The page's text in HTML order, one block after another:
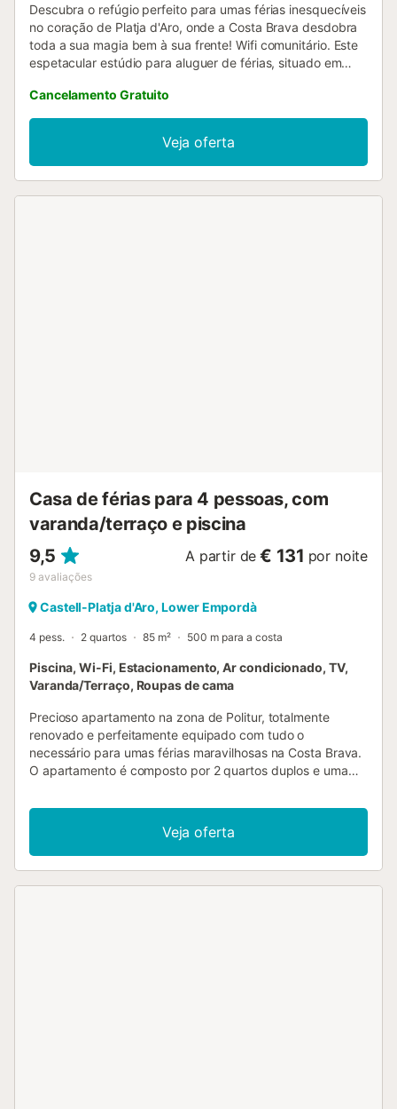
Descubra o refúgio perfeito para umas férias inesquecíveis
no coração de Platja d'Aro, onde a Costa Brava desdobra
toda a sua magia bem à sua frente! Wifi comunitário. Este
espetacular estúdio para aluguer de férias, situado em
uma escapadela de sonho. Imagine começar cada dia
numa varanda ampla, com vistas panorâmicas sobre o Mar
Mediterrâneo, ideal para desfrutar de pequenos-almoços
frescos, almoços soalheiros e jantares sob as estrelas. O
espaço foi projetado para lhe oferecer conforto e estilo:
Cancelamento Gratuito
Veja oferta
Casa de férias para 4 pessoas, com
varanda/terraço e piscina
9,5
9 avaliações
A partir de € 131 por noite
Castell-Platja d'Aro, Lower Empordà
4 pess. 2 quartos 85 m² 500 m para a costa
Piscina, Wi-Fi, Estacionamento, Ar condicionado, TV,
Varanda/Terraço, Roupas de cama
Precioso apartamento na zona de Politur, totalmente
renovado e perfeitamente equipado com tudo o
necessário para umas férias maravilhosas na Costa Brava.
O apartamento é composto por 2 quartos duplos e uma
espaço, contando também com um amplo terraço
soalheiro tipo "chill-out". A cozinha está equipada com
tudo o que é necessário para cozinhar: frigorífico, forno,
placa vitrocerâmica, máquina de lavar loiça, micro-ondas,
Veja oferta